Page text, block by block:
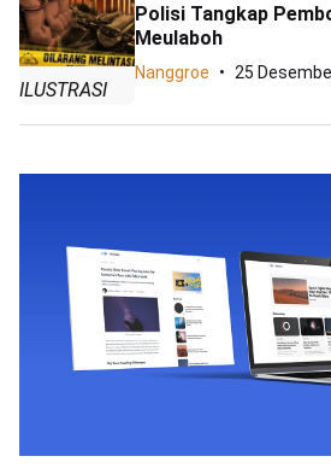
ILUSTRASI
Polisi Tangkap
Meulaboh
Nanggroe 25